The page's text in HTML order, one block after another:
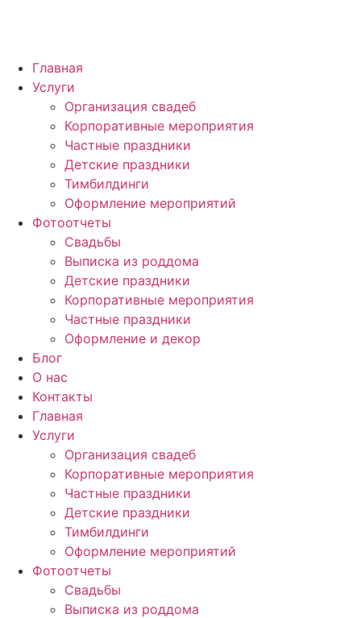
Главная
Услуги
Организация свадеб
Корпоративные мероприятия
Частные праздники
Детские праздники
Тимбилдинги
Оформление мероприятий
Фотоотчеты
Cвадьбы
Выписка из роддома
Детские праздники
Корпоративные мероприятия
Частные праздники
Оформление и декор
Блог
О нас
Контакты
Главная
Услуги
Организация свадеб
Корпоративные мероприятия
Частные праздники
Детские праздники
Тимбилдинги
Оформление мероприятий
Фотоотчеты
Cвадьбы
Выписка из роддома